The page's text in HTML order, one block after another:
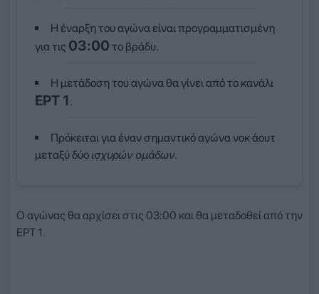
Η έναρξη του αγώνα είναι προγραμματισμένη
για τις 03:00 το βράδυ.
Η μετάδοση του αγώνα θα γίνει από το κανάλι
ΕΡΤ 1.
Πρόκειται για έναν σημαντικό αγώνα νοκ άουτ
μεταξύ δύο ισχυρών ομάδων.
Ο αγώνας θα αρχίσει στις 03:00 και θα μεταδοθεί από την
ΕΡΤ 1.